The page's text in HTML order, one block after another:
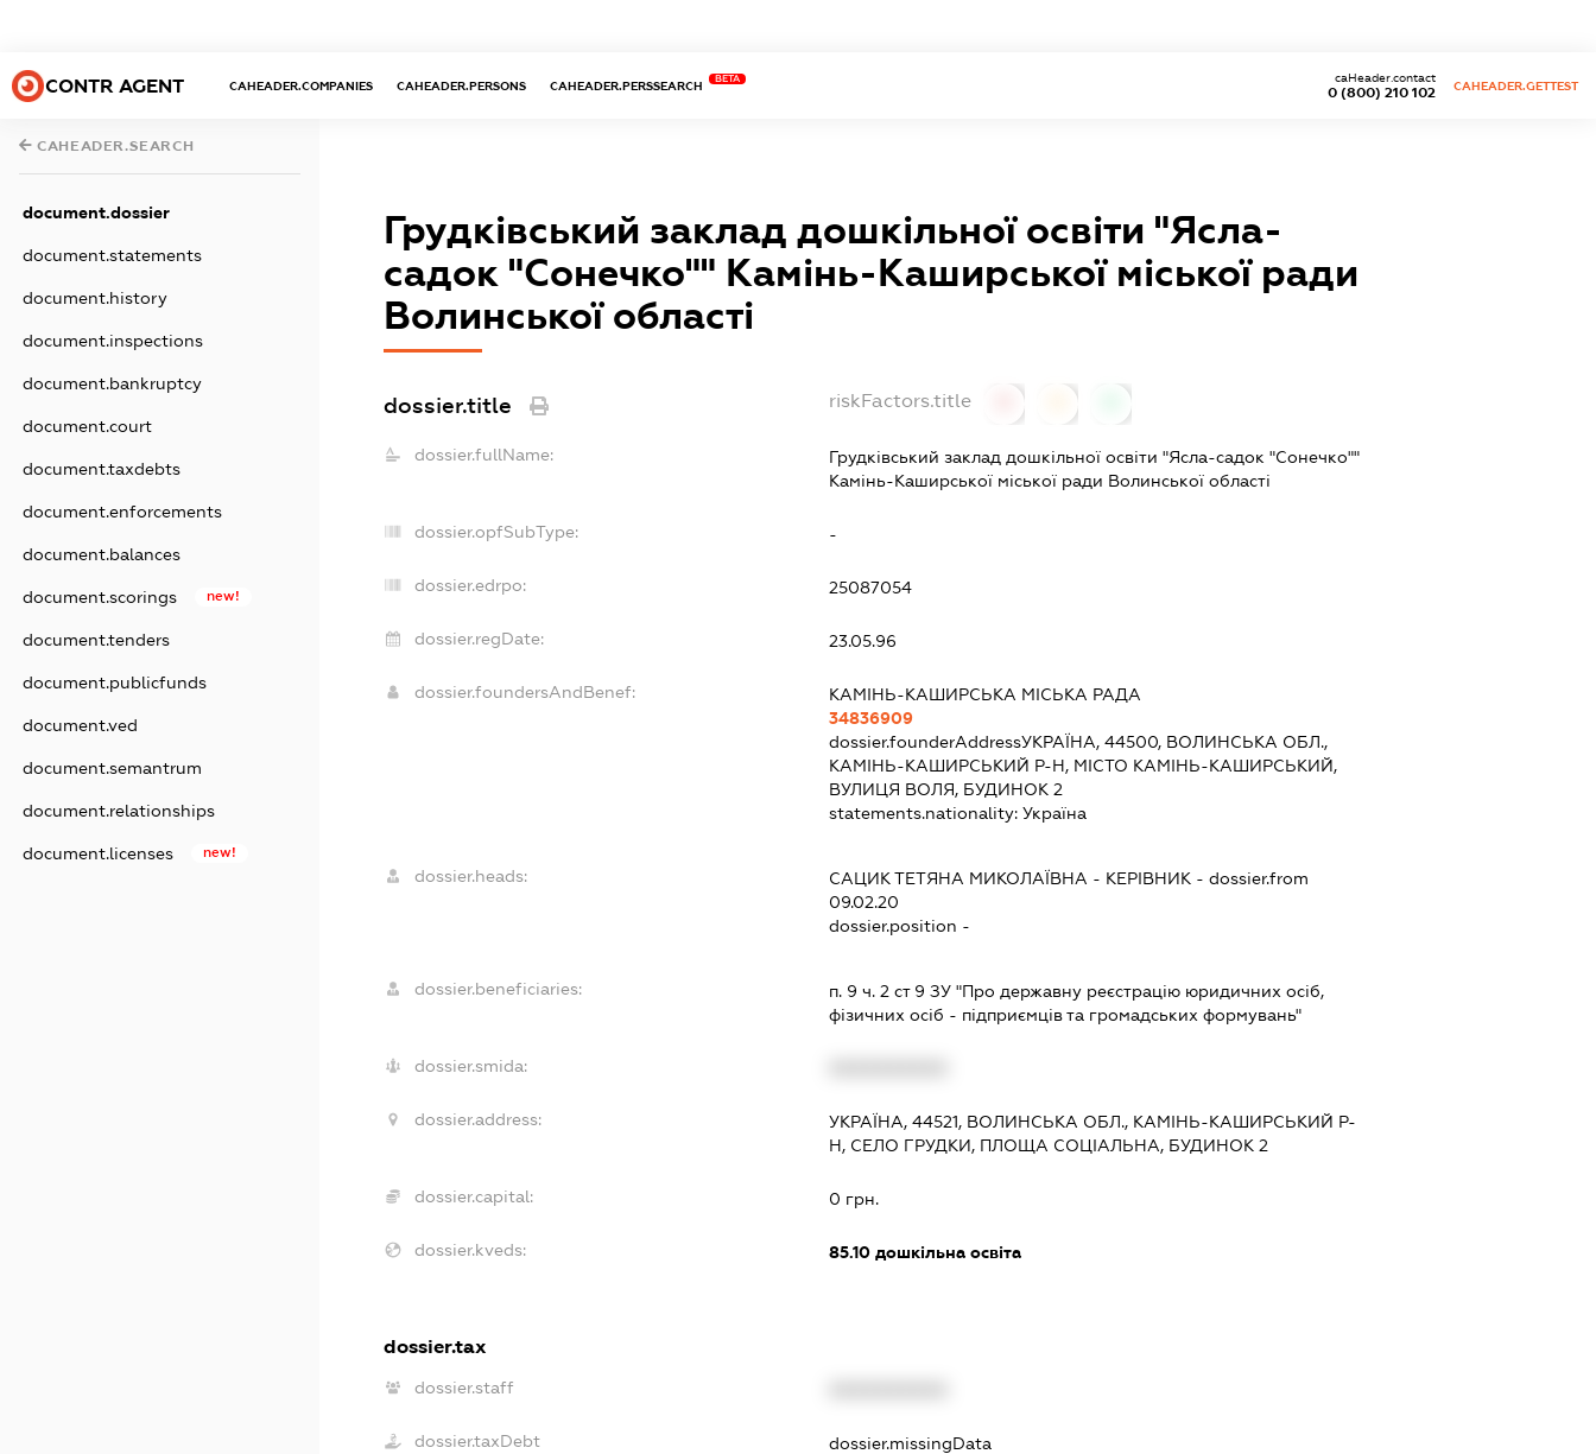
CONTR AGENT CAHEADER.COMPANIES CAHEADER.PERSONS CAHEADER.PERSSEARCH
BETA
0 (800) 210 102
caHeader.contact
CAHEADER.GETTEST
CAHEADER.SEARCH
document.dossier
document.statements
document.history
document.inspections
document.bankruptcy
document.court
document.taxdebts
document.enforcements
document.balances
document.scorings new!
document.tenders
document.publicfunds
document.ved
document.semantrum
document.relationships
document.licenses new!
Грудківський заклад дошкільної освіти "Ясла-
садок "Сонечко"" Камінь-Каширської міської ради
Волинської області
dossier.title riskFactors.title
dossier.fullName:
Грудківський заклад дошкільної освіти "Ясла-садок "Сонечко""
Камінь-Каширської міської ради Волинської області
dossier.opfSubType: -
dossier.edrpo: 25087054
dossier.regDate: 23.05.96
dossier.foundersAndBenef:
КАМІНЬ-КАШИРСЬКА МІСЬКА РАДА
34836909
dossier.founderAddressУКРАЇНА, 44500, ВОЛИНСЬКА ОБЛ.,
КАМІНЬ-КАШИРСЬКИЙ Р-Н, МІСТО КАМІНЬ-КАШИРСЬКИЙ,
ВУЛИЦЯ ВОЛЯ, БУДИНОК 2
statements.nationality: Україна
dossier.heads: САЦИК ТЕТЯНА МИКОЛАЇВНА - КЕРІВНИК - dossier.from
09.02.20
dossier.position -
dossier.beneficiaries:
п. 9 ч. 2 ст 9 ЗУ "Про державну реєстрацію юридичних осіб,
фізичних осіб - підприємців та громадських формувань"
dossier.smida:
dossier.address:
УКРАЇНА, 44521, ВОЛИНСЬКА ОБЛ., КАМІНЬ-КАШИРСЬКИЙ Р-
Н, СЕЛО ГРУДКИ, ПЛОЩА СОЦІАЛЬНА, БУДИНОК 2
dossier.capital: 0 грн.
dossier.kveds: 85.10дошкільна освіта
dossier.tax
dossier.staff
dossier.taxDebt dossier.missingData